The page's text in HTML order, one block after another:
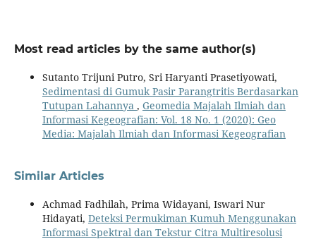
Most read articles by the same author(s)
Sutanto Trijuni Putro, Sri Haryanti Prasetiyowati,
Sedimentasi di Gumuk Pasir Parangtritis Berdasarkan
Tutupan Lahannya , Geomedia Majalah Ilmiah dan
Informasi Kegeografian: Vol. 18 No. 1 (2020): Geo
Media: Majalah Ilmiah dan Informasi Kegeografian
Similar Articles
Achmad Fadhilah, Prima Widayani, Iswari Nur
Hidayati, Deteksi Permukiman Kumuh Menggunakan
Informasi Spektral dan Tekstur Citra Multiresolusi